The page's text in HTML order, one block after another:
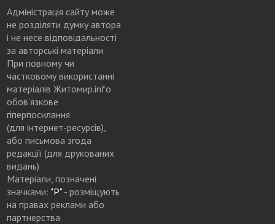
Адміністрація сайту може
не розділяти думку автора
і не несе відповідальності
за авторські матеріали.
При повному чи
частковому використанні
матеріалів Житомир.info
обов’язкове
гіперпосилання
(для інтернет-ресурсів),
або письмова згода
редакції (для друкованих
видань)
Матеріали, позначені
значками: "Р"- розміщують
на правах реклами або
партнерства